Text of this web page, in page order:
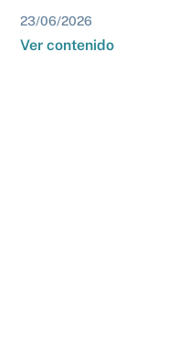
23/06/2026
Ver contenido